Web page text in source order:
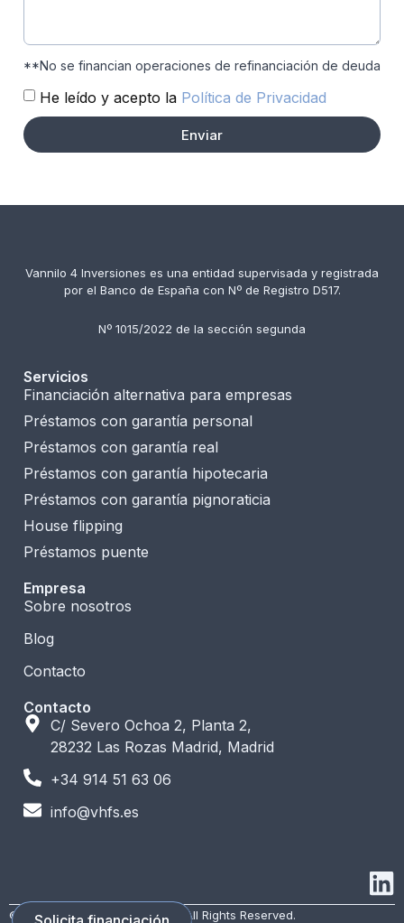
**No se financian operaciones de refinanciación de deuda
He leído y acepto la Política de Privacidad
Enviar
Vannilo 4 Inversiones es una entidad supervisada y registrada
por el Banco de España con Nº de Registro D517.
Nº 1015/2022 de la sección segunda
Servicios
Financiación alternativa para empresas
Préstamos con garantía personal
Préstamos con garantía real
Préstamos con garantía hipotecaria
Préstamos con garantía pignoraticia
House flipping
Préstamos puente
Empresa
Sobre nosotros
Blog
Contacto
Contacto
C/ Severo Ochoa 2, Planta 2,
28232 Las Rozas Madrid, Madrid
+34 914 51 63 06
info@vhfs.es
© 2026 VH Financial Services. All Rights Reserved.